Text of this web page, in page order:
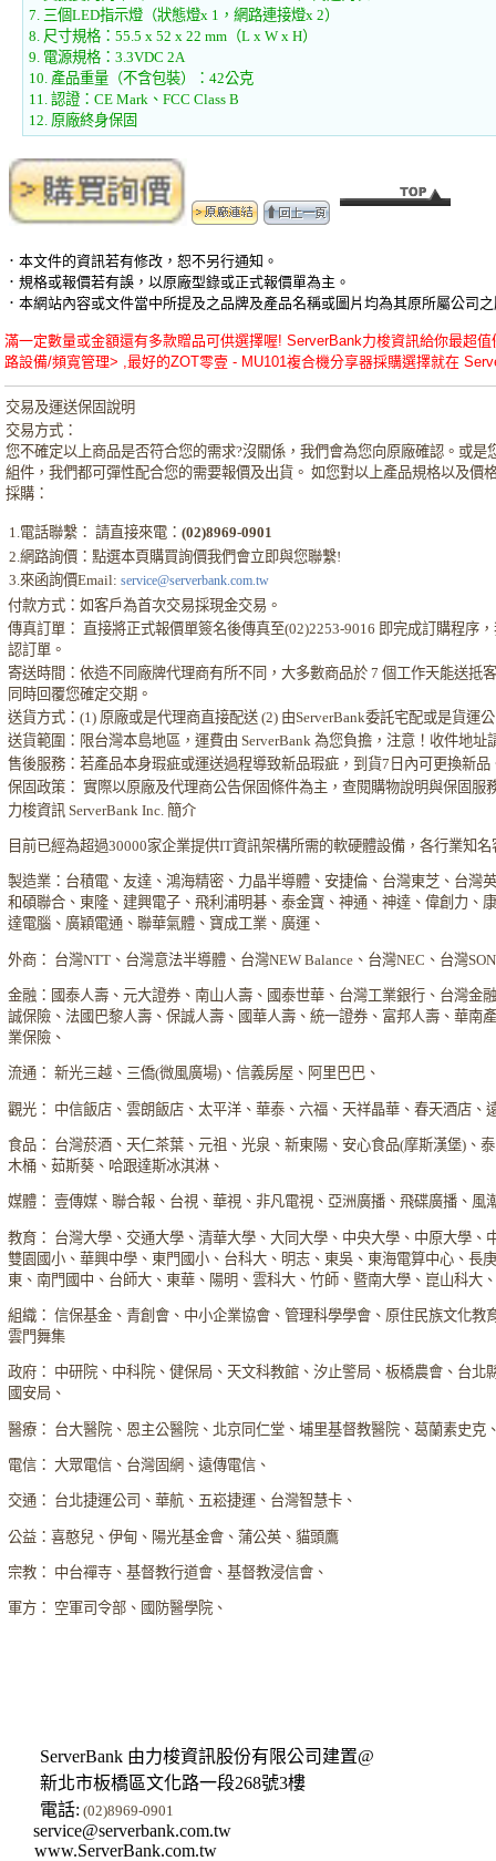
7. 三個LED指示燈（狀態燈x 1，網路連接燈x 2）
8. 尺寸規格：55.5 x 52 x 22 mm（L x W x H）
9. 電源規格：3.3VDC 2A
10. 產品重量（不含包裝）：42公克
11. 認證：CE Mark、FCC Class B
12. 原廠終身保固
．本文件的資訊若有修改，恕不另行通知。
．規格或報價若有誤，以原廠型錄或正式報價單為主。
．本網站內容或文件當中所提及之品牌及產品名稱或圖片均為其原所屬公司
滿一定數量或金額還有多款贈品可供選擇喔! ServerBank力梭資訊給你最超
路設備/頻寬管理> ,最好的ZOT零壹 - MU101複合機分享器採購選擇就在
交易及運送保固說明
交易方式：
您不確定以上商品是否符合您的需求?沒關係，我們會為您向原廠確認。或是
組件，我們都可彈性配合您的需要報價及出貨。 如您對以上產品規格以及價
採購：
1.電話聯繫： 請直接來電：(02)8969-0901
2.網路詢價：點選本頁購買詢價我們會立即與您聯繫!
3.來函詢價Email: service@serverbank.com.tw
付款方式：如客戶為首次交易採現金交易。
傳真訂單： 直接將正式報價單簽名後傳真至(02)2253-9016 即完成訂購程序
認訂單。
寄送時間：依造不同廠牌代理商有所不同，大多數商品於 7 個工作天能送抵
同時回覆您確定交期。
送貨方式：(1) 原廠或是代理商直接配送 (2) 由ServerBank委託宅配或是貨運
送貨範圍：限台灣本島地區，運費由 ServerBank 為您負擔，注意！收件地址
售後服務：若產品本身瑕疵或運送過程導致新品瑕疵，到貨7日內可更換新品
保固政策： 實際以原廠及代理商公告保固條件為主，查閱購物說明與保固服
力梭資訊 ServerBank Inc. 簡介
目前已經為超過30000家企業提供IT資訊架構所需的軟硬體設備，各行業知名
製造業：台積電、友達、鴻海精密、力晶半導體、安捷倫、台灣東芝、台灣
和碩聯合、東隆、建興電子、飛利浦明碁、泰金寶、神通、神達、偉創力、
達電腦、廣穎電通、聯華氣體、寶成工業、廣運、
外商： 台灣NTT、台灣意法半導體、台灣NEW Balance、台灣NEC、台灣
金融：國泰人壽、元大證券、南山人壽、國泰世華、台灣工業銀行、台灣金
誠保險、法國巴黎人壽、保誠人壽、國華人壽、統一證券、富邦人壽、華南
業保險、
流通： 新光三越、三僑(微風廣場)、信義房屋、阿里巴巴、
觀光： 中信飯店、雲朗飯店、太平洋、華泰、六福、天祥晶華、春天酒店、
食品： 台灣菸酒、天仁茶葉、元祖、光泉、新東陽、安心食品(摩斯漢堡)、
木桶、茹斯葵、哈跟達斯冰淇淋、
媒體： 壹傳媒、聯合報、台視、華視、非凡電視、亞洲廣播、飛碟廣播、風
教育： 台灣大學、交通大學、清華大學、大同大學、中央大學、中原大學、
雙園國小、華興中學、東門國小、台科大、明志、東吳、東海電算中心、長
東、南門國中、台師大、東華、陽明、雲科大、竹師、暨南大學、崑山科大
組織： 信保基金、青創會、中小企業協會、管理科學學會、原住民族文化教
雲門舞集
政府： 中研院、中科院、健保局、天文科教館、汐止警局、板橋農會、台北
國安局、
醫療： 台大醫院、恩主公醫院、北京同仁堂、埔里基督教醫院、葛蘭素史克
電信： 大眾電信、台灣固網、遠傳電信、
交通： 台北捷運公司、華航、五崧捷運、台灣智慧卡、
公益：喜憨兒、伊甸、陽光基金會、蒲公英、貓頭鷹
宗教： 中台禪寺、基督教行道會、基督教浸信會、
軍方： 空軍司令部、國防醫學院、
ServerBank 由力梭資訊股份有限公司建置@
新北市板橋區文化路一段268號3樓
電話: (02)8969-0901
service@serverbank.com.tw
www.ServerBank.com.tw